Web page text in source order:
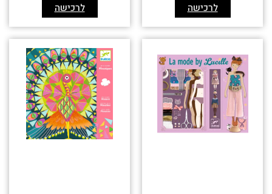
לרכישה לרכישה